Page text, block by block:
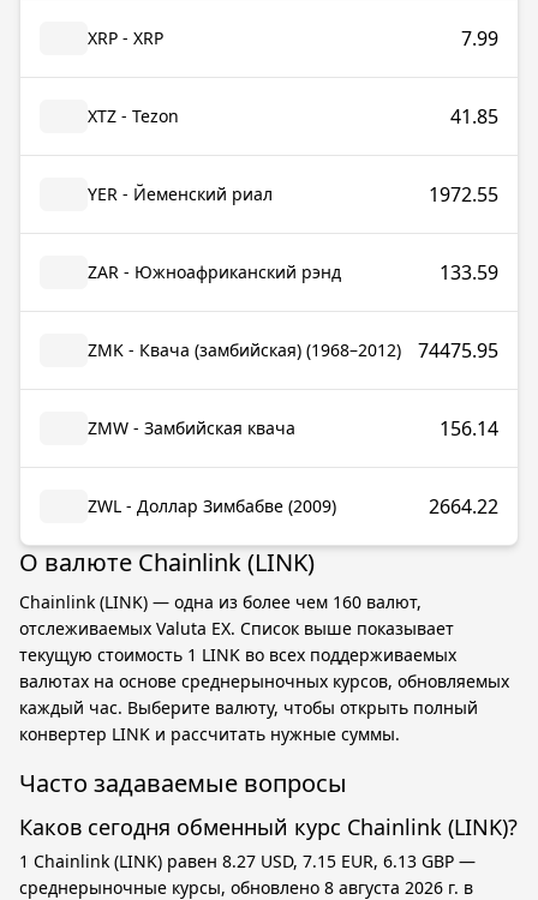
XRP - XRP 7.99
XTZ - Tezon 41.85
YER - Йеменский риал 1972.55
ZAR - Южноафриканский рэнд 133.59
ZMK - Квача (замбийская) (1968–2012) 74475.95
ZMW - Замбийская квача 156.14
ZWL - Доллар Зимбабве (2009) 2664.22
О валюте Chainlink (LINK)
Chainlink (LINK) — одна из более чем 160 валют,
отслеживаемых Valuta EX. Список выше показывает
текущую стоимость 1 LINK во всех поддерживаемых
валютах на основе среднерыночных курсов, обновляемых
каждый час. Выберите валюту, чтобы открыть полный
конвертер LINK и рассчитать нужные суммы.
Часто задаваемые вопросы
Каков сегодня обменный курс Chainlink (LINK)?
1 Chainlink (LINK) равен 8.27 USD, 7.15 EUR, 6.13 GBP —
среднерыночные курсы, обновлено 8 августа 2026 г. в